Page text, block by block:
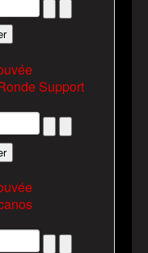
Support